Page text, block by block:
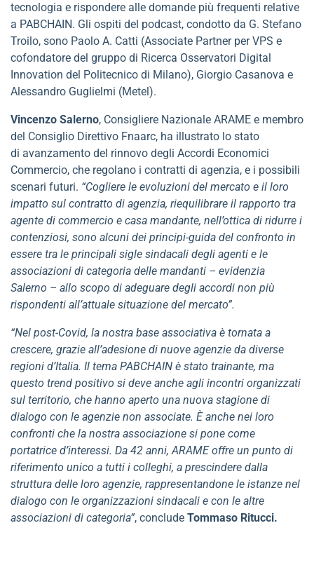
tecnologia e rispondere alle domande più frequenti relative
a PABCHAIN. Gli ospiti del podcast, condotto da G. Stefano
Troilo, sono Paolo A. Catti (Associate Partner per VPS e
cofondatore del gruppo di Ricerca Osservatori Digital
Innovation del Politecnico di Milano), Giorgio Casanova e
Alessandro Guglielmi (Metel).
Vincenzo Salerno, Consigliere Nazionale ARAME e membro
del Consiglio Direttivo Fnaarc, ha illustrato lo stato
di avanzamento del rinnovo degli Accordi Economici
Commercio, che regolano i contratti di agenzia, e i possibili
scenari futuri. “Cogliere le evoluzioni del mercato e il loro
impatto sul contratto di agenzia, riequilibrare il rapporto tra
agente di commercio e casa mandante, nell’ottica di ridurre i
contenziosi, sono alcuni dei principi-guida del confronto in
essere tra le principali sigle sindacali degli agenti e le
associazioni di categoria delle mandanti – evidenzia
Salerno – allo scopo di adeguare degli accordi non più
rispondenti all’attuale situazione del mercato”.
“Nel post-Covid, la nostra base associativa è tornata a
crescere, grazie all’adesione di nuove agenzie da diverse
regioni d’Italia. Il tema PABCHAIN è stato trainante, ma
questo trend positivo si deve anche agli incontri organizzati
sul territorio, che hanno aperto una nuova stagione di
dialogo con le agenzie non associate. È anche nei loro
confronti che la nostra associazione si pone come
portatrice d’interessi. Da 42 anni, ARAME offre un punto di
riferimento unico a tutti i colleghi, a prescindere dalla
struttura delle loro agenzie, rappresentandone le istanze nel
dialogo con le organizzazioni sindacali e con le altre
associazioni di categoria”, conclude Tommaso Ritucci.